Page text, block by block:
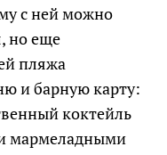
с ней можно
но еще
пляжа
и барную карту:
коктейль
мармеладными